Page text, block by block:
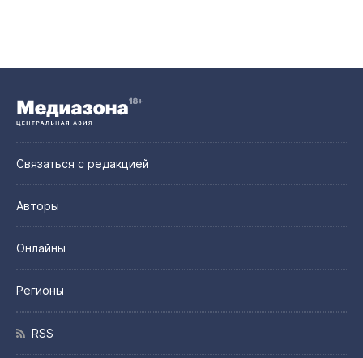
Связаться с редакцией
Авторы
Онлайны
Регионы
RSS